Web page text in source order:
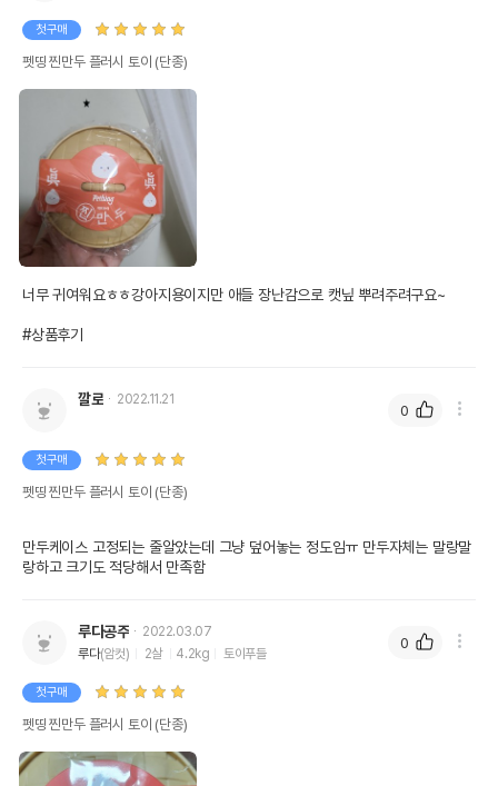
첫구매
펫띵 찐만두 플러시 토이 (단종)
너무 귀여워요ㅎㅎ강아지용이지만 애들 장난감으로 캣닢 뿌려주려구요~
#상품후기
깔로 2022.11.21
첫구매
펫띵 찐만두 플러시 토이 (단종)
만두케이스 고정되는 줄알았는데 그냥 덮어놓는 정도임ㅠ 만두자체는 말랑말
랑하고 크기도 적당해서 만족함
0
루다공주
2022.03.07
루다(암컷) 2살 4.2kg 토이푸들
첫구매
펫띵 찐만두 플러시 토이 (단종)
0